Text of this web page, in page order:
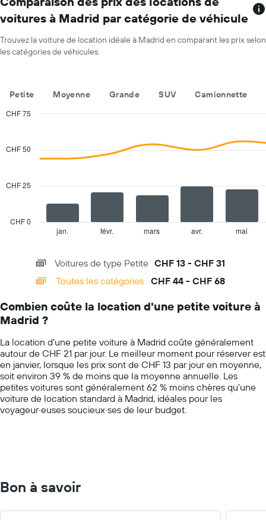
graphique,
1
X
indiquent
de
l'année
Sur
1
indiquent
le
d'une
location
voitures à Madrid par catégorie de véhicule
Trouvez la voiture de location idéale à Madrid en comparant les prix selon
les catégories de véhicules.
Petite Moyenne Grande SUV Camionnette
with
has
displaying
categories.
categories.
The
has
1
Y
axis
displaying
values.
Range:
jan. févr. mars avr. mai
CHF 0
CHF 25
CHF 50
CHF 75
Voitures de type Petite CHF 13 - CHF 31
Toutes les catégories
CHF 44 - CHF 68
Combien coûte la location d'une petite voiture à
Madrid ?
La location d'une petite voiture à Madrid coûte généralement
autour de CHF 21 par jour. Le meilleur moment pour réserver est
en janvier, lorsque les prix sont de CHF 13 par jour en moyenne,
soit environ 39 % de moins que la moyenne annuelle. Les
petites voitures sont généralement 62 % moins chères qu'une
voiture de location standard à Madrid, idéales pour les
voyageur·euses soucieux·ses de leur budget.
Bon à savoir